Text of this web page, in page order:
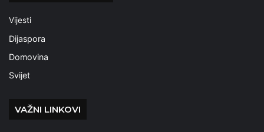
Vijesti
Dijaspora
Domovina
Svijet
VAŽNI LINKOVI